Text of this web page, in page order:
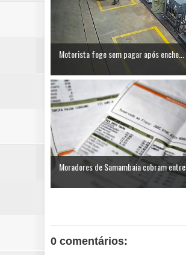
Motorista foge sem pagar após enche...
Moradores de Samambaia cobram entre...
0 comentários: